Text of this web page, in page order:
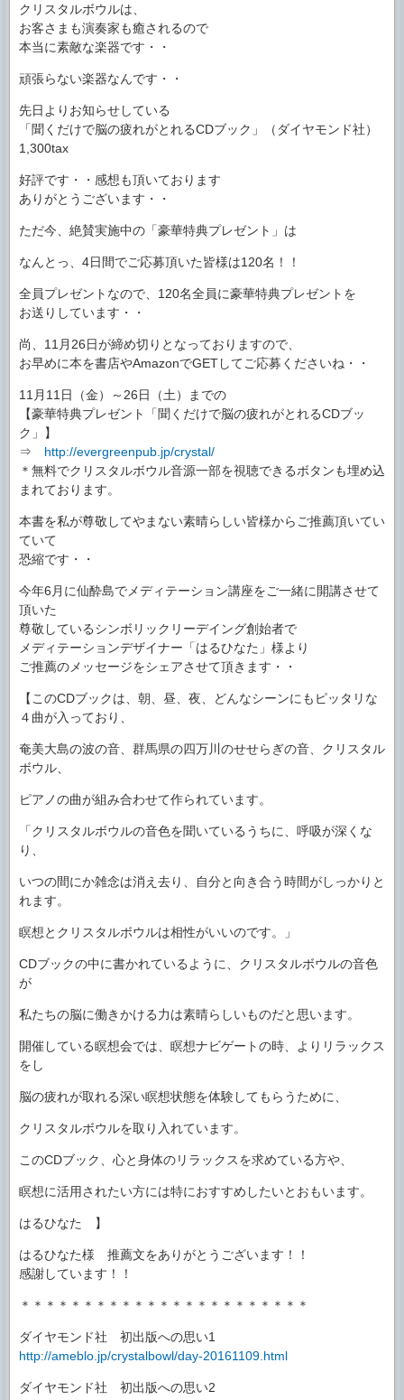
クリスタルボウルは、
お客さまも演奏家も癒されるので
本当に素敵な楽器です・・
頑張らない楽器なんです・・
先日よりお知らせしている
「聞くだけで脳の疲れがとれるCDブック」（ダイヤモンド社）
1,300tax
好評です・・感想も頂いております
ありがとうございます・・
ただ今、絶賛実施中の「豪華特典プレゼント」は
なんとっ、4日間でご応募頂いた皆様は120名！！
全員プレゼントなので、120名全員に豪華特典プレゼントを
お送りしています・・
尚、11月26日が締め切りとなっておりますので、
お早めに本を書店やAmazonでGETしてご応募くださいね・・
11月11日（金）～26日（土）までの
【豪華特典プレゼント「聞くだけで脳の疲れがとれるCDブッ
ク」】
⇒ http://evergreenpub.jp/crystal/
＊無料でクリスタルボウル音源一部を視聴できるボタンも埋め込
まれております。
本書を私が尊敬してやまない素晴らしい皆様からご推薦頂いてい
ていて
恐縮です・・
今年6月に仙酔島でメディテーション講座をご一緒に開講させて
頂いた
尊敬しているシンボリックリーデイング創始者で
メディテーションデザイナー「はるひなた」様より
ご推薦のメッセージをシェアさせて頂きます・・
【このCDブックは、朝、昼、夜、どんなシーンにもピッタリな
４曲が入っており、
奄美大島の波の音、群馬県の四万川のせせらぎの音、クリスタル
ボウル、
ピアノの曲が組み合わせて作られています。
「クリスタルボウルの音色を聞いているうちに、呼吸が深くな
り、
いつの間にか雑念は消え去り、自分と向き合う時間がしっかりと
れます。
瞑想とクリスタルボウルは相性がいいのです。」
CDブックの中に書かれているように、クリスタルボウルの音色
が
私たちの脳に働きかける力は素晴らしいものだと思います。
開催している瞑想会では、瞑想ナビゲートの時、よりリラックス
をし
脳の疲れが取れる深い瞑想状態を体験してもらうために、
クリスタルボウルを取り入れています。
このCDブック、心と身体のリラックスを求めている方や、
瞑想に活用されたい方には特におすすめしたいとおもいます。
はるひなた 】
はるひなた様 推薦文をありがとうございます！！
感謝しています！！
＊＊＊＊＊＊＊＊＊＊＊＊＊＊＊＊＊＊＊＊＊＊＊
ダイヤモンド社 初出版への思い1
http://ameblo.jp/crystalbowl/day-20161109.html
ダイヤモンド社 初出版への思い2